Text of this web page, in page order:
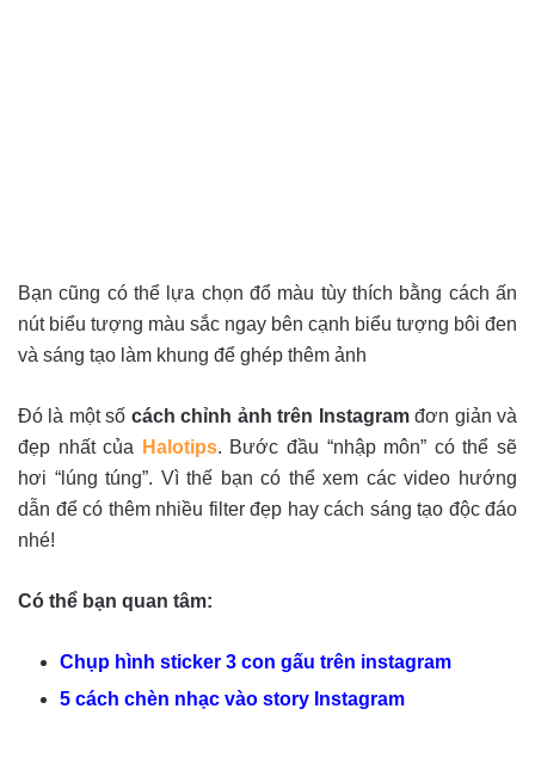
Bạn cũng có thể lựa chọn đổ màu tùy thích bằng cách ấn
nút biểu tượng màu sắc ngay bên cạnh biểu tượng bôi đen
và sáng tạo làm khung để ghép thêm ảnh
Đó là một số cách chỉnh ảnh trên Instagramđơn giản và
đẹp nhất của
Halotips. Bước đầu “nhập môn” có thể sẽ
hơi “lúng túng”. Vì thế bạn có thể xem các video hướng
dẫn để có thêm nhiều filter đẹp hay cách sáng tạo độc đáo
nhé!
Có thể bạn quan tâm:
Chụp hình sticker 3 con gấu trên instagram
5 cách chèn nhạc vào story Instagram